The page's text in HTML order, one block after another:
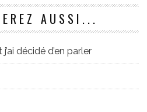
AUSSI...
décidé d’en parler